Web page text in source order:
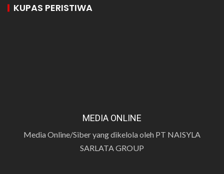
KUPAS PERISTIWA
MEDIA ONLINE
Media Online/Siber yang dikelola oleh PT NAISYLA
SARLATA GROUP